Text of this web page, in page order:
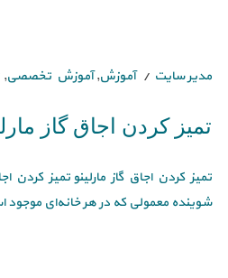
مدیر سایت آموزش,آموزش تخصصی,
تمیز کردن اجاق گاز
تمیز کردن اجاق گاز مارلینو تمیز کردن
شوینده معمولی که در هر خانه‌ای